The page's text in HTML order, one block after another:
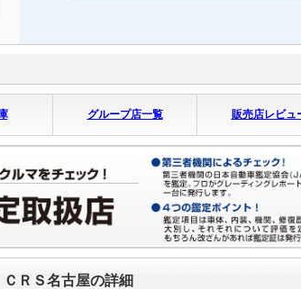
グループ店一覧 販売店レビュ
ＲＳ名古屋の詳細